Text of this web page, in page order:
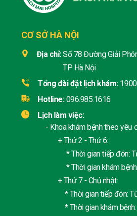
CƠ SỞ HÀ NỘI
Địa chỉ:Số 78 Đường Giải
TP Hà Nội
Tổng đài đặt lịch khám:
Hotline: 096.985.1616
Lịch làm việc:
- Khoa khám bệnh theo yêu
+ Thứ 2 - Thứ 6:
* Thời gian tiếp đón:
* Thời gian khám bệnh:
+ Thứ 7 - Chủ nhật:
* Thời gian tiếp đón:
* Thời gian khám bệnh: